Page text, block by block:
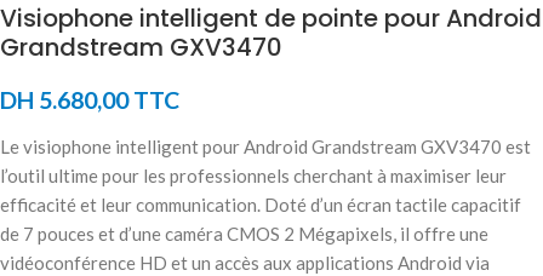
Visiophone intelligent de pointe pour Android
Grandstream GXV3470
DH 5.680,00TTC
Le visiophone intelligent pour Android Grandstream GXV3470 est
l’outil ultime pour les professionnels cherchant à maximiser leur
efficacité et leur communication. Doté d’un écran tactile capacitif
de 7 pouces et d’une caméra CMOS 2 Mégapixels, il offre une
vidéoconférence HD et un accès aux applications Android via